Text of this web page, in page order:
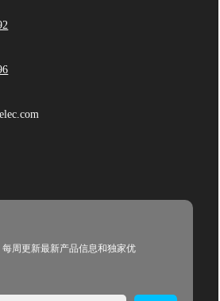
周更新最新产品信息和独家优